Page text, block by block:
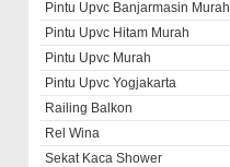
Pintu Upvc Banjarmasin Murah
Pintu Upvc Hitam Murah
Pintu Upvc Murah
Pintu Upvc Yogjakarta
Railing Balkon
Rel Wina
Sekat Kaca Shower